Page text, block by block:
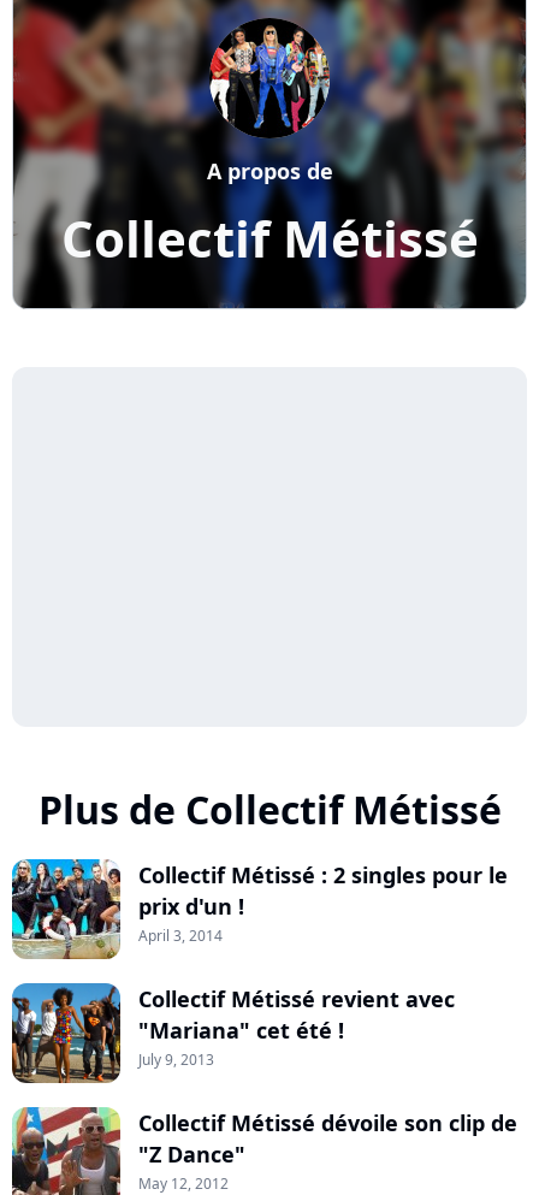
Collectif Métissé
A propos de
Plus de Collectif Métissé
Collectif Métissé : 2 singles pour le
prix d'un !
April 3, 2014
Collectif Métissé revient avec
"Mariana" cet été !
July 9, 2013
Collectif Métissé dévoile son clip de
"Z Dance"
May 12, 2012